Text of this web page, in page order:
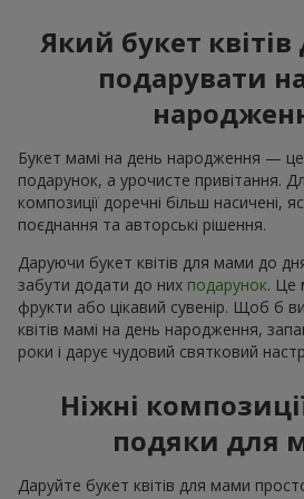
Який букет
подарувати
Букет мамі на день народження —
подарунок, а урочисте привітання.
композиції доречні більш насичені,
поєднання та авторські рішення.
Даруючи букет квітів для мами до
забути додати до них подарунок. Це
фрукти або цікавий сувенір. Щоб б
квітів мамі на день народження,
роки і дарує чудовий святковий
Ніжні
подяки для
Даруйте букет квітів для мами